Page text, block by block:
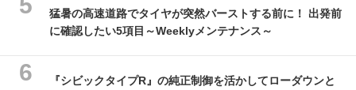
猛暑の高速道路でタイヤが突然バーストする前に！ 出発前
に確認したい5項目～Weeklyメンテナンス～
『シビックタイプR』の純正制御を活かしてローダウンと